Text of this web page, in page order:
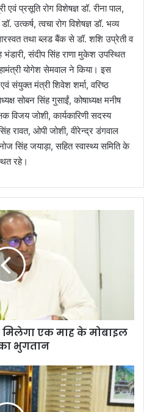
प्रसूति रोग विशेषज्ञ डॉ. रीना पाल,
उत्कर्ष, त्वचा रोग विशेषज्ञ डॉ. भव्य
तथा ब्लड बैंक से डॉ. शशि उप्रेती व
भंडारी, संदीप सिंह राणा मुकेश उपस्थित
योगेश सेमवाल ने किया। इस
संयुक्त मंत्री शिवेश शर्मा, वरिष्ठ
सोबन सिंह गुसाईं, कोषाध्यक्ष मनीष
विजय जोशी, कार्यकारिणी सदस्य
रावत, ओपी जोशी, वीरेन्द्र डंगवाल
सिंह जयाड़ा, सहित स्वास्थ्य समिति के
रहे।
एक माह के मोबाइल
का भुगतान